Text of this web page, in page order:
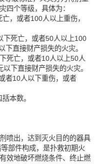
四个等级，具体为：
，或者100人以上重伤，
下死亡，或者50人以上100
下直接财产损失的火灾。
死亡，或者10人以上50人
下直接财产损失的火灾。
者10人以下重伤，或者
本数。
喷出，达到灭火目的的器具
部件构成，是扑救初期火
效地破坏燃烧条件、终止燃